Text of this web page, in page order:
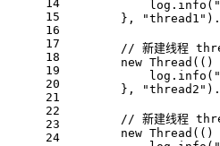
14
15
16
17
18
19
20
21
22
23
24
            log.info(
        },
"thread1"
// 新建线程
new Thread(()
            log.info(
        },
"thread2"
// 新建线程
new Thread(()